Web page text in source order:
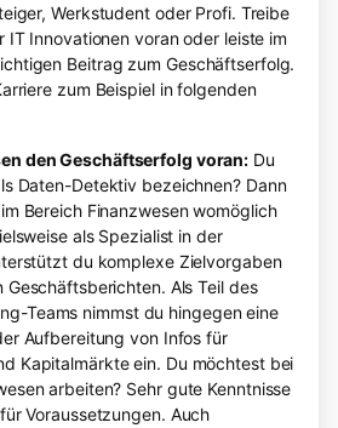
Werkstudent oder Profi. Treibe
IT Innovationen voran oder leiste im
Beitrag zum Geschäftserfolg.
zum Beispiel in folgenden
den Geschäftserfolg voran: Du
Daten-Detektiv bezeichnen? Dann
Bereich Finanzwesen womöglich
als Spezialist in der
du komplexe Zielvorgaben
Geschäftsberichten. Als Teil des
Teams nimmst du hingegen eine
Aufbereitung von Infos für
Kapitalmärkte ein. Du möchtest bei
arbeiten? Sehr gute Kenntnisse
Voraussetzungen. Auch